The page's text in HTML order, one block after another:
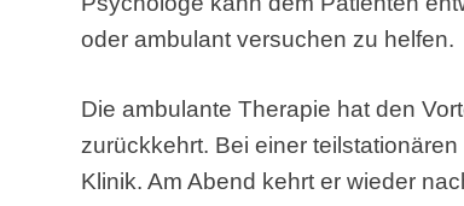
oder ambulant versuchen zu helfen.
Die ambulante Therapie hat den
zurückkehrt. Bei einer
Klinik. Am Abend kehrt er wieder